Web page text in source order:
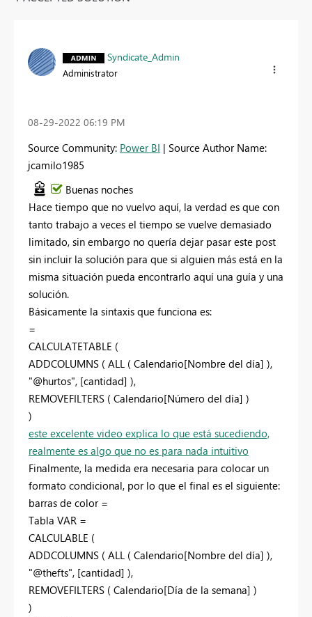
Syndicate_Admin
Administrator
‎08-29-2022 06:19 PM
Source Community: Power BI | Source Author Name:
jcamilo1985
Buenas noches
Hace tiempo que no vuelvo aquí, la verdad es que con
tanto trabajo a veces el tiempo se vuelve demasiado
limitado, sin embargo no quería dejar pasar este post
sin incluir la solución para que si alguien más está en la
misma situación pueda encontrarlo aquí una guía y una
solución.
Básicamente la sintaxis que funciona es:
=
CALCULATETABLE (
ADDCOLUMNS ( ALL ( Calendario[Nombre del día] ),
"@hurtos", [cantidad] ),
REMOVEFILTERS ( Calendario[Número del día] )
)
este excelente video explica lo que está sucediendo,
realmente es algo que no es para nada intuitivo
Finalmente, la medida era necesaria para colocar un
formato condicional, por lo que el final es el siguiente:
barras de color =
Tabla VAR =
CALCULABLE (
ADDCOLUMNS ( ALL ( Calendario[Nombre del día] ),
"@thefts", [cantidad] ),
REMOVEFILTERS ( Calendario[Día de la semana] )
)